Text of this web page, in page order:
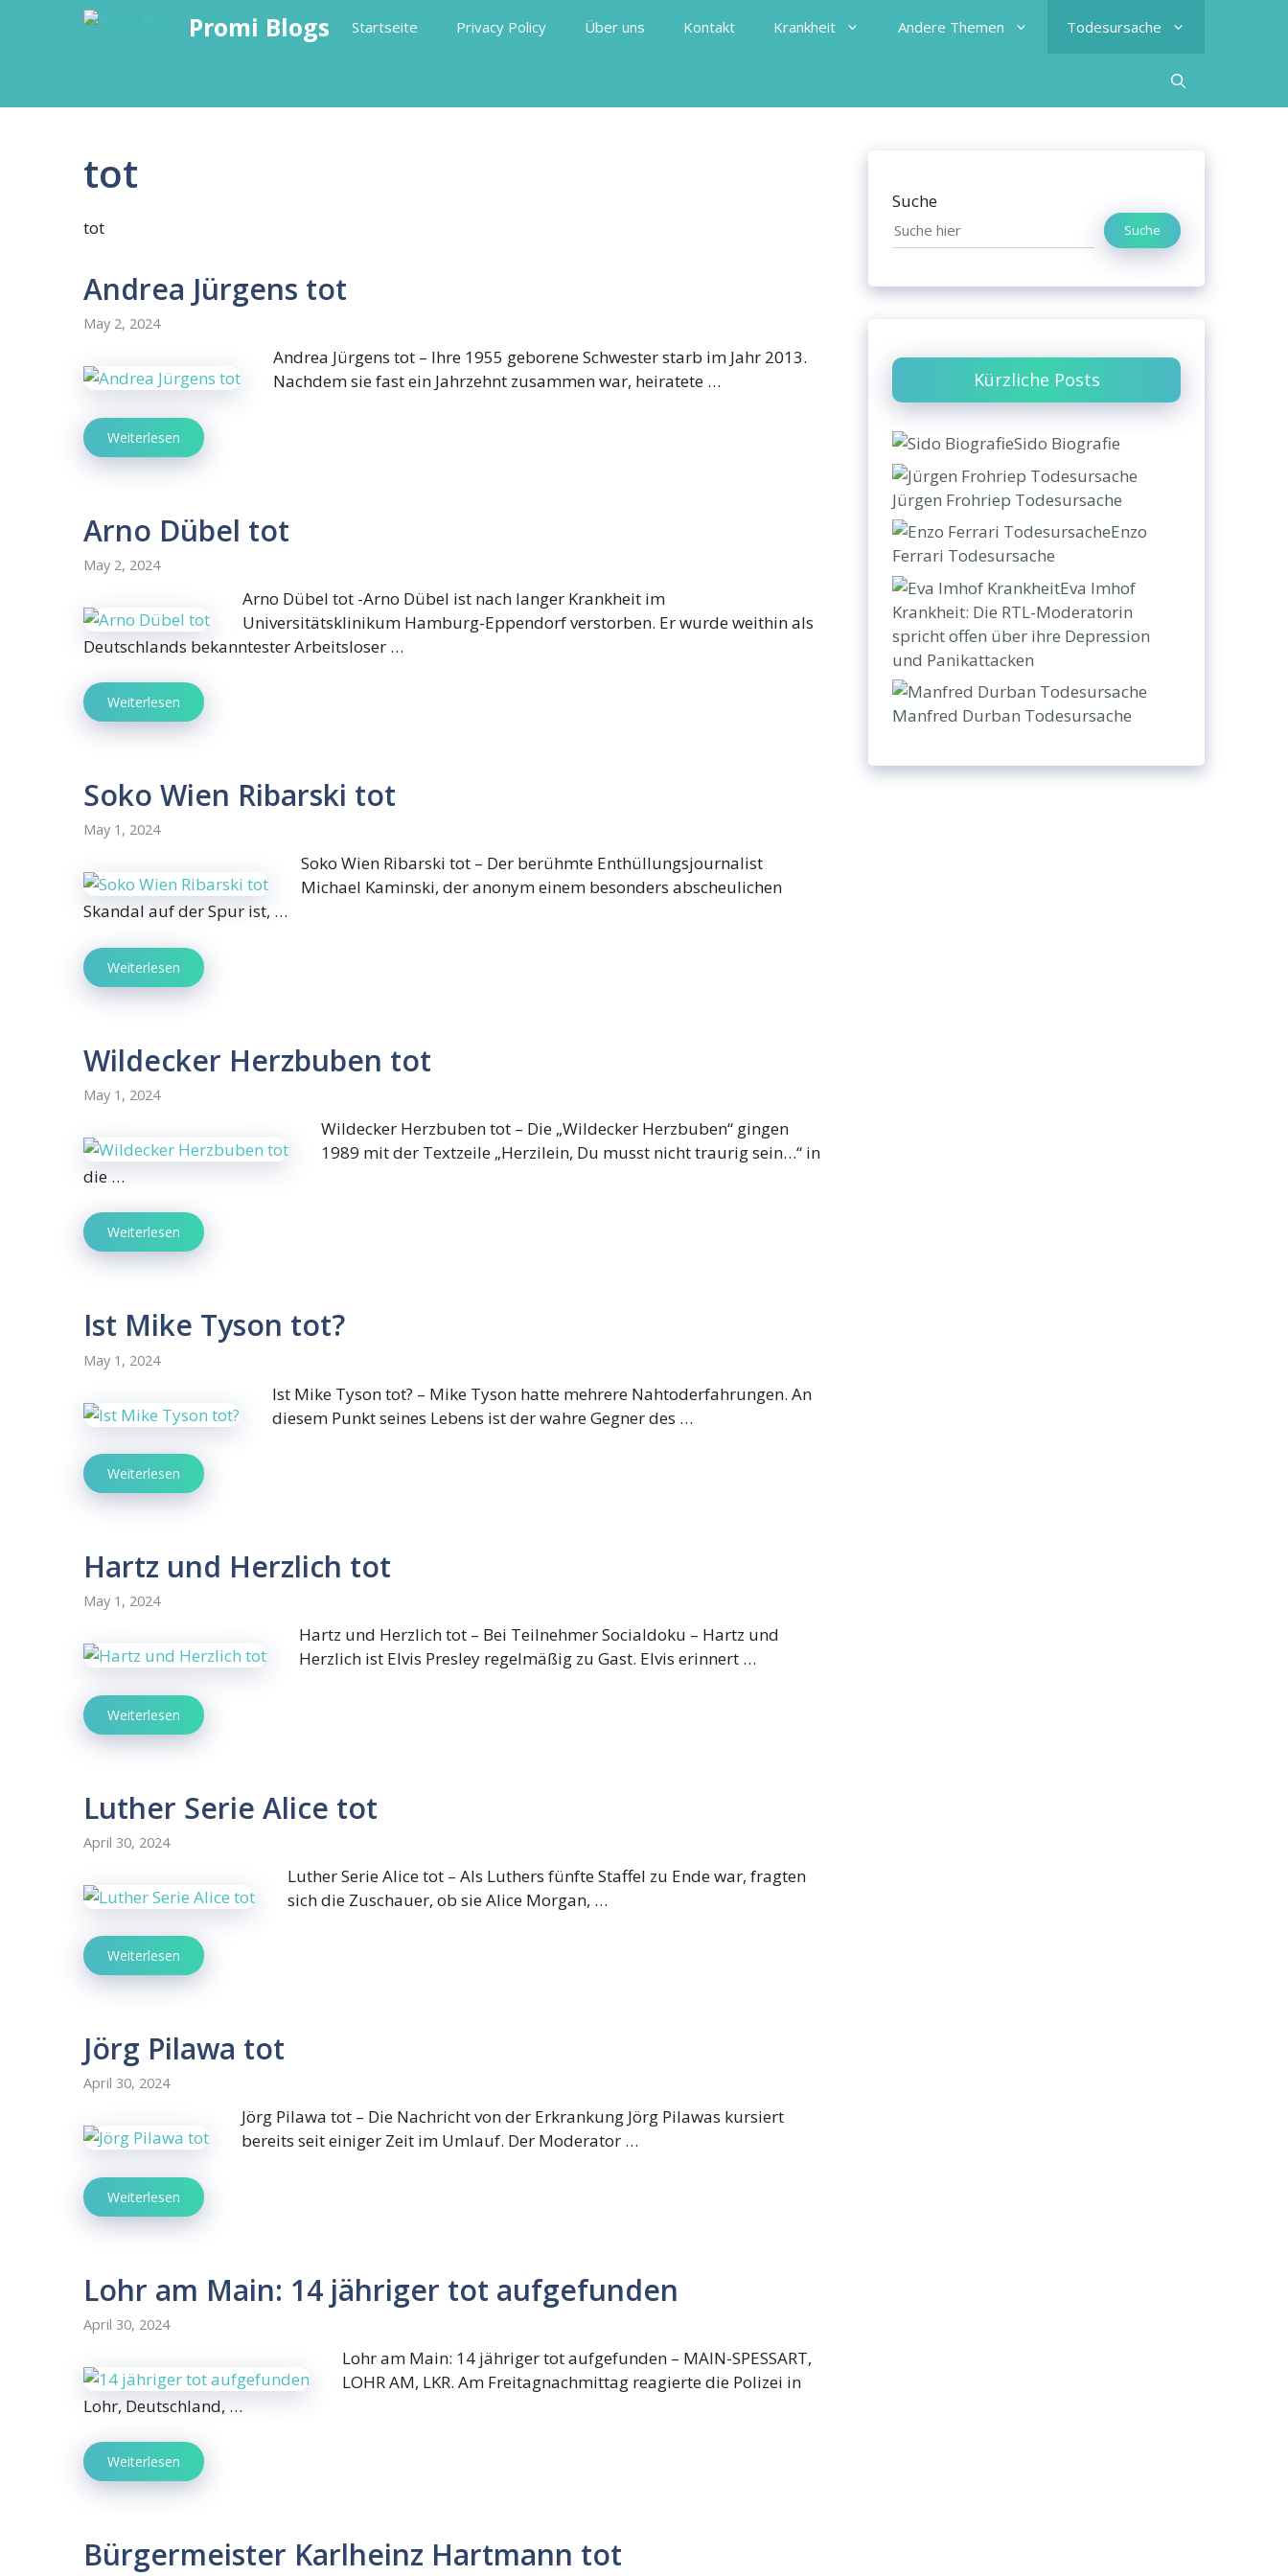
Promi Blogs Startseite Privacy Policy Über uns Kontakt Krankheit Andere Themen Todesursache
tot
tot
Andrea Jürgens tot
May 2, 2024
Andrea Jürgens tot – Ihre 1955 geborene Schwester starb im Jahr 2013.
Nachdem sie fast ein Jahrzehnt zusammen war, heiratete …
Weiterlesen
Arno Dübel tot
May 2, 2024
Arno Dübel tot -Arno Dübel ist nach langer Krankheit im
Universitätsklinikum Hamburg-Eppendorf verstorben. Er wurde weithin als
Deutschlands bekanntester Arbeitsloser …
Weiterlesen
Soko Wien Ribarski tot
May 1, 2024
Soko Wien Ribarski tot – Der berühmte Enthüllungsjournalist
Michael Kaminski, der anonym einem besonders abscheulichen
Skandal auf der Spur ist, …
Weiterlesen
Wildecker Herzbuben tot
May 1, 2024
Wildecker Herzbuben tot – Die „Wildecker Herzbuben“ gingen
1989 mit der Textzeile „Herzilein, Du musst nicht traurig sein…“ in
die …
Weiterlesen
Ist Mike Tyson tot?
May 1, 2024
Ist Mike Tyson tot? – Mike Tyson hatte mehrere Nahtoderfahrungen. An
diesem Punkt seines Lebens ist der wahre Gegner des …
Weiterlesen
Hartz und Herzlich tot
May 1, 2024
Hartz und Herzlich tot – Bei Teilnehmer Socialdoku – Hartz und
Herzlich ist Elvis Presley regelmäßig zu Gast. Elvis erinnert …
Weiterlesen
Luther Serie Alice tot
April 30, 2024
Luther Serie Alice tot – Als Luthers fünfte Staffel zu Ende war, fragten
sich die Zuschauer, ob sie Alice Morgan, …
Weiterlesen
Jörg Pilawa tot
April 30, 2024
Jörg Pilawa tot – Die Nachricht von der Erkrankung Jörg Pilawas kursiert
bereits seit einiger Zeit im Umlauf. Der Moderator …
Weiterlesen
Lohr am Main: 14 jähriger tot aufgefunden
April 30, 2024
Lohr am Main: 14 jähriger tot aufgefunden – MAIN-SPESSART,
LOHR AM, LKR. Am Freitagnachmittag reagierte die Polizei in
Lohr, Deutschland, …
Weiterlesen
Bürgermeister Karlheinz Hartmann tot
Suche
Suche
Kürzliche Posts
Sido Biografie
Jürgen Frohriep Todesursache
Enzo
Ferrari Todesursache
Eva Imhof
Krankheit: Die RTL-Moderatorin
spricht offen über ihre Depression
und Panikattacken
Manfred Durban Todesursache